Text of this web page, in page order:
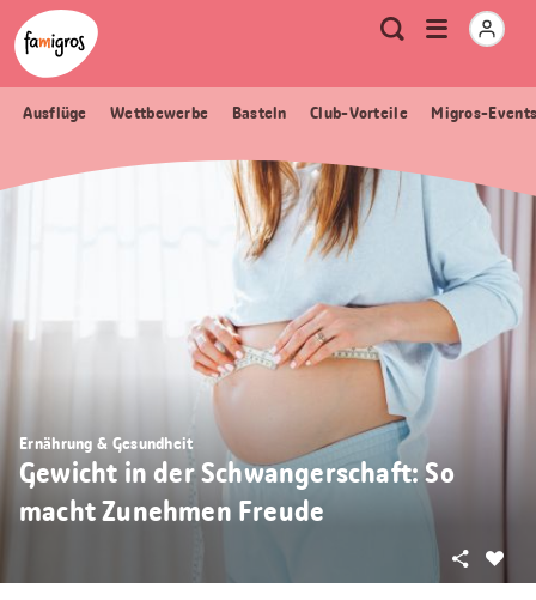
Sprungmarken
Navigation
Header
Logo
Meta
Navigation
Suche
Menu
öffnen
Ausflüge Wettbewerbe Basteln Club-Vorteile Migros-
Ernährung & Gesundheit
Gewicht in der Schwangerschaft: So
macht Zunehmen Freude
Teilen